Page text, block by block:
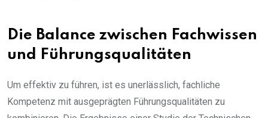
Die Balance zwischen Fachwissen
und Führungsqualitäten
Um effektiv zu führen, ist es unerlässlich, fachliche
Kompetenz mit ausgeprägten Führungsqualitäten zu